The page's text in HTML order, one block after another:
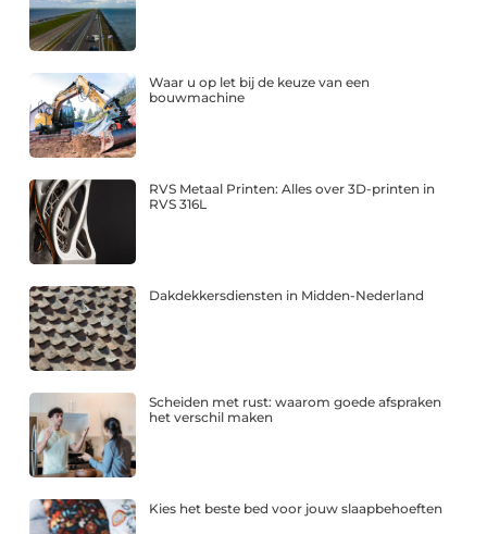
Waar u op let bij de keuze van een
bouwmachine
RVS Metaal Printen: Alles over 3D-printen in
RVS 316L
Dakdekkersdiensten in Midden-Nederland
Scheiden met rust: waarom goede afspraken
het verschil maken
Kies het beste bed voor jouw slaapbehoeften